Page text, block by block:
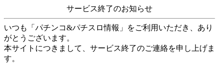
サービス終了のお知らせ
いつも「パチンコ&パチスロ情報」をご利用いただき、あり
がとうございます。
本サイトにつきまして、サービス終了のご連絡を申し上げま
す。